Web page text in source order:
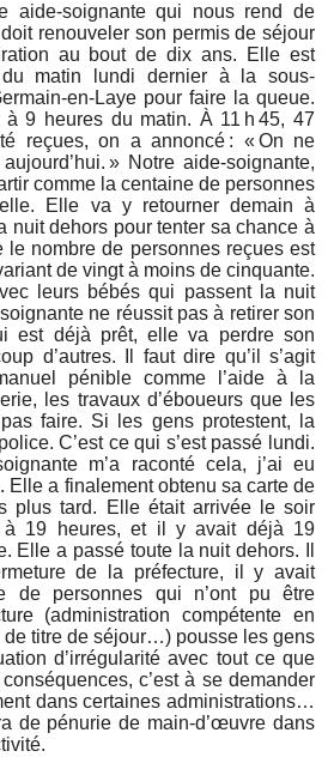
aide-soignante qui nous rend de
renouveler son permis de séjour
au bout de dix ans. Elle est
matin lundi dernier à la sous-
en-Laye pour faire la queue.
à 9 heures du matin. À 11 h 45, 47
reçues, on a annoncé : « On ne
» Notre aide-soignante,
comme la centaine de personnes
Elle va y retourner demain à
nuit dehors pour tenter sa chance à
le nombre de personnes reçues est
de vingt à moins de cinquante.
leurs bébés qui passent la nuit
ne réussit pas à retirer son
est déjà prêt, elle va perdre son
d’autres. Il faut dire qu’il s’agit
pénible comme l’aide à la
les travaux d’éboueurs que les
faire. Si les gens protestent, la
C’est ce qui s’est passé lundi.
m’a raconté cela, j’ai eu
Elle a finalement obtenu sa carte de
plus tard. Elle était arrivée le soir
à 19 heures, et il y avait déjà 19
Elle a passé toute la nuit dehors. Il
de la préfecture, il y avait
de personnes qui n’ont pu être
(administration compétente en
de titre de séjour…) pousse les gens
d’irrégularité avec tout ce que
c’est à se demander
dans certaines administrations…
de pénurie de main-d’œuvre dans